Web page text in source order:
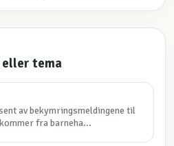
eller tema
av bekymringsmeldingene til
fra barneha...